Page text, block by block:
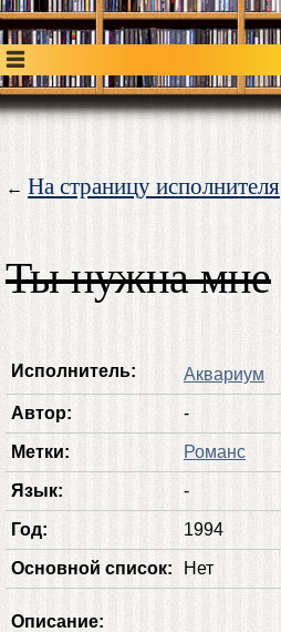
← На страницу исполнителя
Ты нужна мне
Исполнитель: Аквариум
Автор: -
Метки: Романс
Язык: -
Год: 1994
Основной список: Нет
Описание: